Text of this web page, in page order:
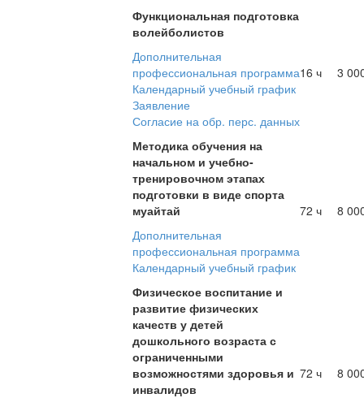
Функциональная подготовка
волейболистов
Дополнительная
профессиональная программа
Календарный учебный график
Заявление
Согласие на обр. перс. данных
16 ч 3
Методика обучения на
начальном и учебно-
тренировочном этапах
подготовки в виде спорта
муайтай
Дополнительная
профессиональная программа
Календарный учебный график
72 ч 8
Физическое воспитание и
развитие физических
качеств у детей
дошкольного возраста с
ограниченными
возможностями здоровья и
инвалидов
72 ч 8